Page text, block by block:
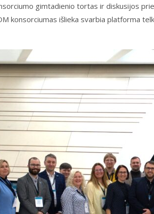
gimtadienio tortas ir diskusijos
konsorciumas išlieka svarbia platforma